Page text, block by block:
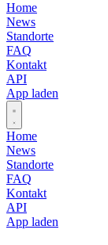
Home
News
Standorte
FAQ
Kontakt
API
App laden
Open main menu
Home
News
Standorte
FAQ
Kontakt
API
App laden